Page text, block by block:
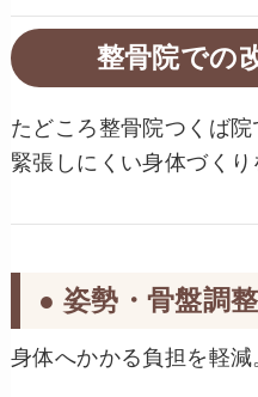
整骨院での
たどころ整骨院つくば院
緊張しにくい身体づくり
● 姿勢・骨盤調整
身体へかかる負担を軽減